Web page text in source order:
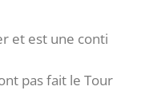
et est une conti
pas fait le Tour